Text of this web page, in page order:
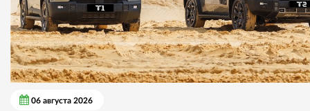
06 августа 2026